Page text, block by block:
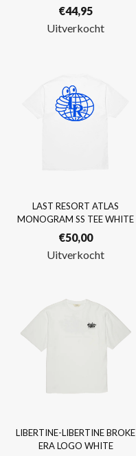
€44,95
Uitverkocht
LAST RESORT ATLAS
MONOGRAM SS TEE WHITE
€50,00
Uitverkocht
LIBERTINE-LIBERTINE BROKE
ERA LOGO WHITE